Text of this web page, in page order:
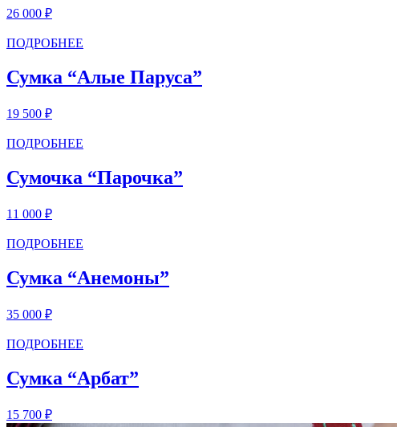
26 000 ₽
ПОДРОБНЕЕ
Сумка “Алые Паруса”
19 500 ₽
ПОДРОБНЕЕ
Сумочка “Парочка”
11 000 ₽
ПОДРОБНЕЕ
Сумка “Анемоны”
35 000 ₽
ПОДРОБНЕЕ
Сумка “Арбат”
15 700 ₽